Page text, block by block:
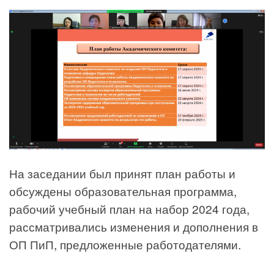
На заседании был принят план работы и
обсуждены образовательная программа,
рабочий учебный план на набор 2024 года,
рассматривались изменения и дополнения в
ОП ПиП, предложенные работодателями.